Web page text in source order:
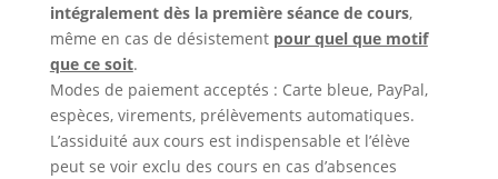
intégralement dès la première séance de cours,
même en cas de désistement pour quel que motif
que ce soit.
Modes de paiement acceptés : Carte bleue, PayPal,
espèces, virements, prélèvements automatiques.
L’assiduité aux cours est indispensable et l’élève
peut se voir exclu des cours en cas d’absences